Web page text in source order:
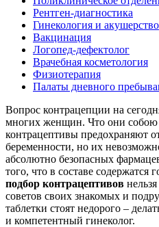
Рентген-диагностика
Гинекология и акушерство
Вакцинация
Логопед-дефектолог
Врачебная косметология
Физиотерапия
Палаты дневного
Вопрос контрацепции на
многих женщин. Что они собою
контрацептивы предохраняют
беременности, но их
абсолютно безопасных
того, что в составе
подбор контрацептивов
советов своих знакомых и
таблетки стоят недорого –
и компетентный гинеколог.